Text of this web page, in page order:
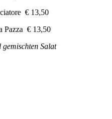
€ 13,50
Pazza € 13,50
Salat